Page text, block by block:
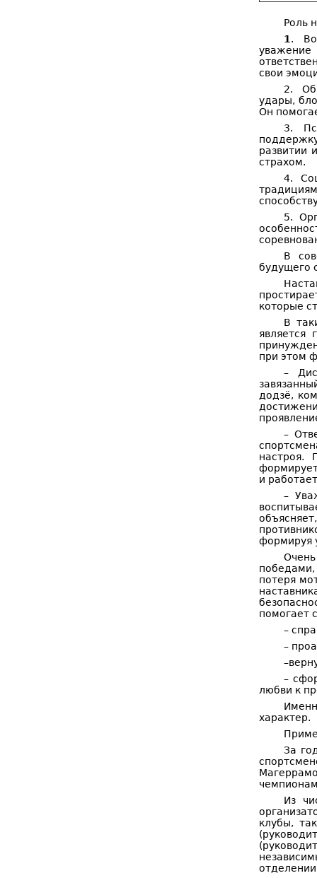
Роль
1 .
уважение
свои
2.
удары,
Он
3.
развитии
страхом.
4.
5.
В
будущего
которые
В
является
при этом
–
додзё,
–
настроя.
и
–
формируя
потеря
помогает
–
–
–
любви к
характер.
За
Из
клубы,